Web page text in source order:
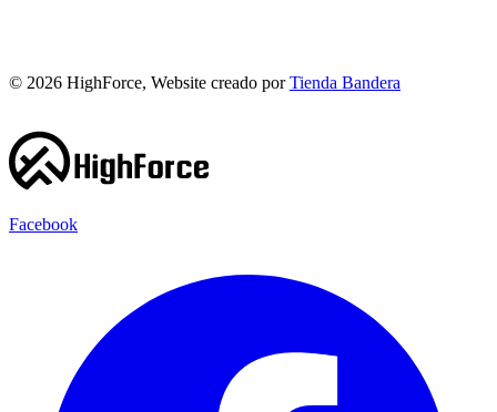
© 2026 HighForce, Website creado por Tienda Bandera
Facebook